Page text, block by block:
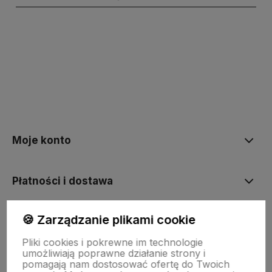
Moje konto
Płatności i dostawa
Informacje
O firmie
🍪 Zarządzanie plikami cookie
Pliki cookies i pokrewne im technologie
umożliwiają poprawne działanie strony i
pomagają nam dostosować ofertę do Twoich